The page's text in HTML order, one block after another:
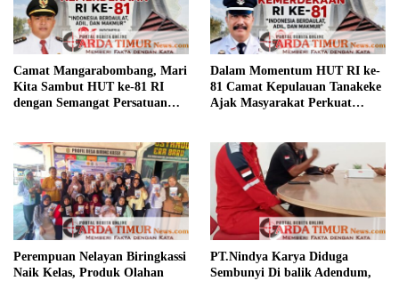
Camat Mangarabombang, Mari
Kita Sambut HUT ke-81 RI
dengan Semangat Persatuan
Dalam Momentum HUT RI ke-
81 Camat Kepulauan Tanakeke
Ajak Masyarakat Perkuat
Perempuan Nelayan Biringkassi
Naik Kelas, Produk Olahan
PT.Nindya Karya Diduga
Sembunyi Di balik Adendum,